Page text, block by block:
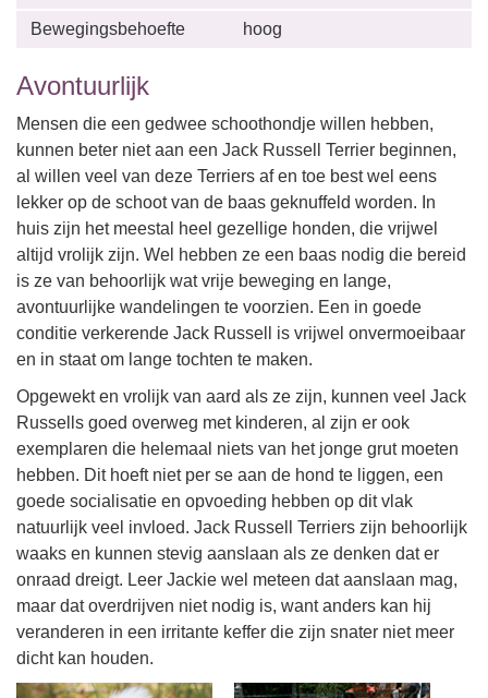
Bewegingsbehoefte hoog
Avontuurlijk
Mensen die een gedwee schoothondje willen hebben,
kunnen beter niet aan een Jack Russell Terrier beginnen,
al willen veel van deze Terriers af en toe best wel eens
lekker op de schoot van de baas geknuffeld worden. In
huis zijn het meestal heel gezellige honden, die vrijwel
altijd vrolijk zijn. Wel hebben ze een baas nodig die bereid
is ze van behoorlijk wat vrije beweging en lange,
avontuurlijke wandelingen te voorzien. Een in goede
conditie verkerende Jack Russell is vrijwel onvermoeibaar
en in staat om lange tochten te maken.
Opgewekt en vrolijk van aard als ze zijn, kunnen veel Jack
Russells goed overweg met kinderen, al zijn er ook
exemplaren die helemaal niets van het jonge grut moeten
hebben. Dit hoeft niet per se aan de hond te liggen, een
goede socialisatie en opvoeding hebben op dit vlak
natuurlijk veel invloed. Jack Russell Terriers zijn behoorlijk
waaks en kunnen stevig aanslaan als ze denken dat er
onraad dreigt. Leer Jackie wel meteen dat aanslaan mag,
maar dat overdrijven niet nodig is, want anders kan hij
veranderen in een irritante keffer die zijn snater niet meer
dicht kan houden.